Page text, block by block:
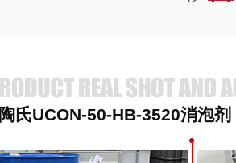
陶氏UCON-50-HB-3520消泡剂